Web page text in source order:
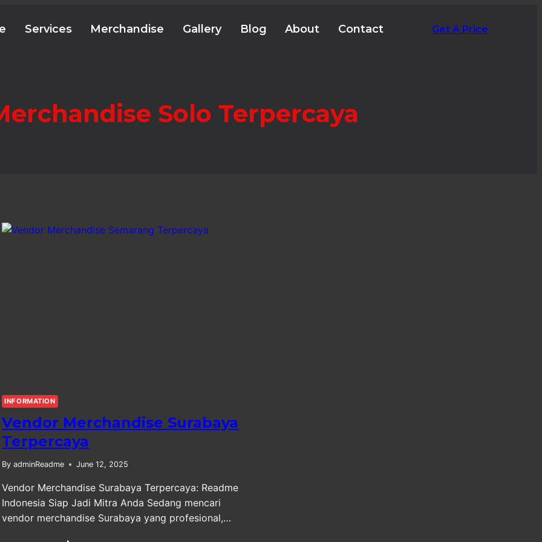
Services Merchandise Gallery Blog About Contact Get A Price
Solo Terpercaya
INFORMATION
Vendor Merchandise Surabaya
Terpercaya
By adminReadme June 12, 2025
Vendor Merchandise Surabaya Terpercaya: Readme
Indonesia Siap Jadi Mitra Anda Sedang mencari
vendor merchandise Surabaya yang profesional,…